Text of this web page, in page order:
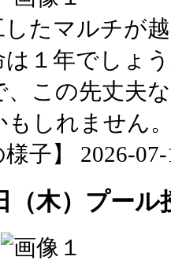
したマルチが
は１年でしょ
、この先丈夫
もしれません
様子】 2026-
（木）プール